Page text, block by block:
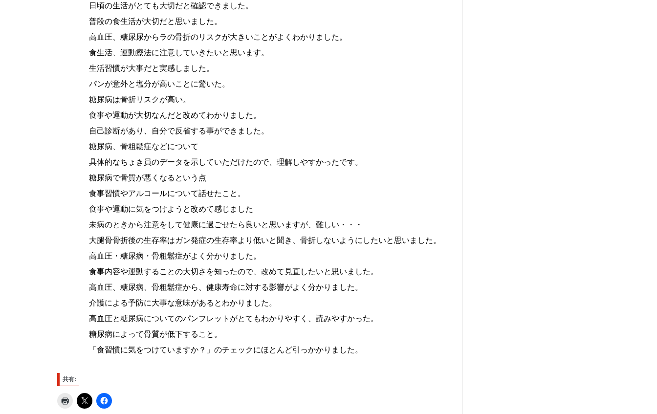
日頃の生活がとても大切だと確認できました。
普段の食生活が大切だと思いました。
高血圧、糖尿尿からラの骨折のリスクが大きいことがよくわかりました。
食生活、運動療法に注意していきたいと思います。
生活習慣が大事だと実感しました。
パンが意外と塩分が高いことに驚いた。
糖尿病は骨折リスクが高い。
食事や運動が大切なんだと改めてわかりました。
自己診断があり、自分で反省する事ができました。
糖尿病、骨粗鬆症などについて
具体的なちょき員のデータを示していただけたので、理解しやすかったです。
糖尿病で骨質が悪くなるという点
食事習慣やアルコールについて話せたこと。
食事や運動に気をつけようと改めて感じました
未病のときから注意をして健康に過ごせたら良いと思いますが、難しい・・・
大腿骨骨折後の生存率はガン発症の生存率より低いと聞き、骨折しないようにしたいと思いました。
高血圧・糖尿病・骨粗鬆症がよく分かりました。
食事内容や運動することの大切さを知ったので、改めて見直したいと思いました。
高血圧、糖尿病、骨粗鬆症から、健康寿命に対する影響がよく分かりました。
介護による予防に大事な意味があるとわかりました。
高血圧と糖尿病についてのパンフレットがとてもわかりやすく、読みやすかった。
糖尿病によって骨質が低下すること。
「食習慣に気をつけていますか？」のチェックにほとんど引っかかりました。
共有: